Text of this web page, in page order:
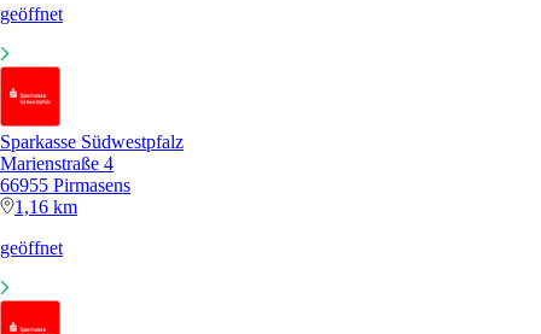
geöffnet
Sparkasse Südwestpfalz
Marienstraße 4
66955 Pirmasens
1,16 km
geöffnet